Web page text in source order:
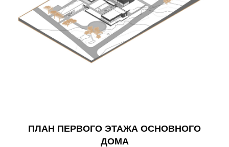
ПЛАН ПЕРВОГО ЭТАЖА ОСНОВНОГО
ДОМА